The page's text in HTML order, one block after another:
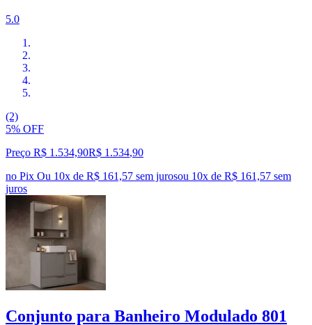
5.0
(2)
5% OFF
Preço R$ 1.534,90R$ 1.534,90
no Pix Ou 10x de R$ 161,57 sem jurosou 10x de R$ 161,57 sem
juros
Conjunto para Banheiro Modulado 801